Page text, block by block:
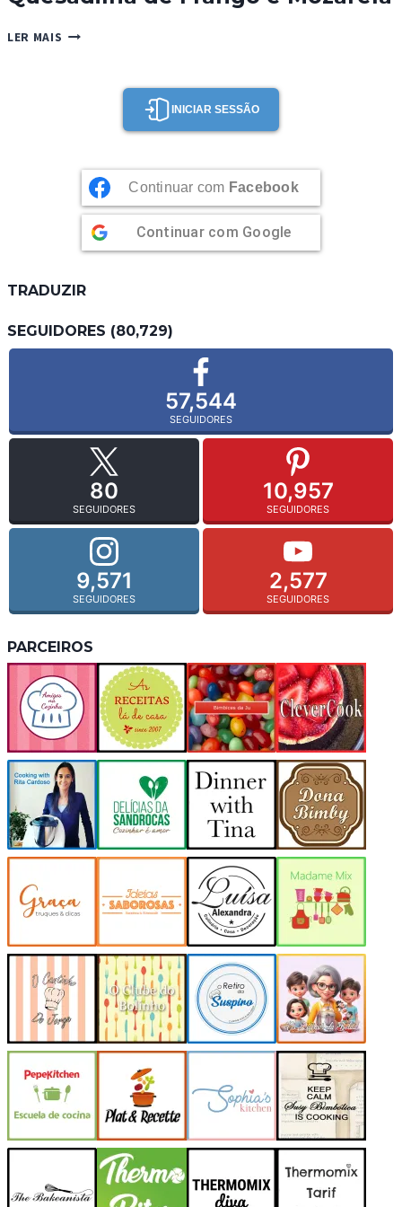
LER MAIS QUESADILHA
INICIAR SESSÃO
Continuar com Facebook
Continuar com Google
TRADUZIR
SEGUIDORES (80,729)
57,544
SEGUIDORES
80
SEGUIDORES
10,957
SEGUIDORES
9,571
SEGUIDORES
2,577
SEGUIDORES
PARCEIROS